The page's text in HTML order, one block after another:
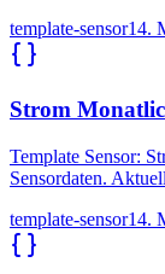
template-sensor14.
Strom
Template Sensor:
Sensordaten.
template-sensor14.